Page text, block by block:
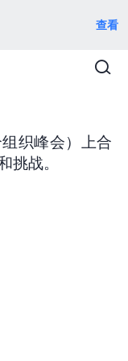
查看
织峰会）上合
挑战。